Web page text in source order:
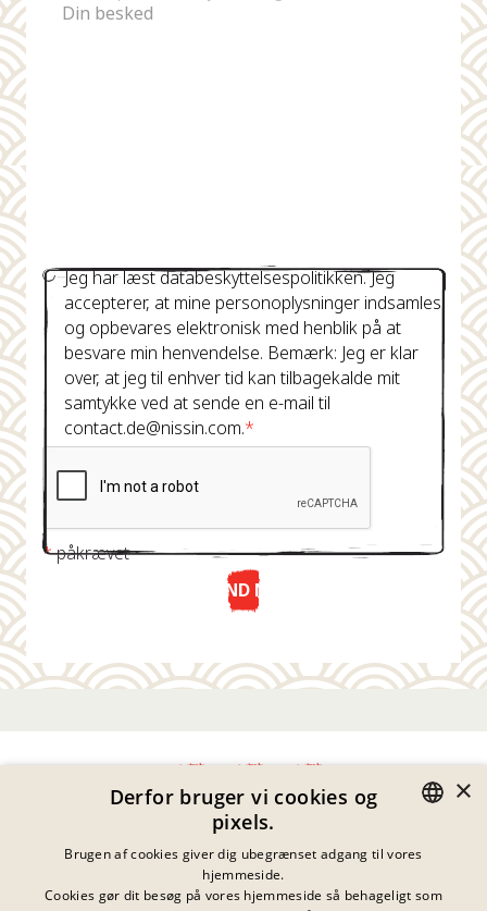
Jeg har læst databeskyttelsespolitikken. Jeg
accepterer, at mine personoplysninger indsamles
og opbevares elektronisk med henblik på at
besvare min henvendelse. Bemærk: Jeg er klar
over, at jeg til enhver tid kan tilbagekalde mit
samtykke ved at sende en e-mail til
contact.de@nissin.com.*
*påkrævet
SEND NU
Fortrolighedserklæring
Impressum
Juridiske Meddelelser
GERMAN
×
Derfor bruger vi cookies og
pixels.
Brugen af cookies giver dig ubegrænset adgang til vores
hjemmeside.
Cookies gør dit besøg på vores hjemmeside så behageligt som